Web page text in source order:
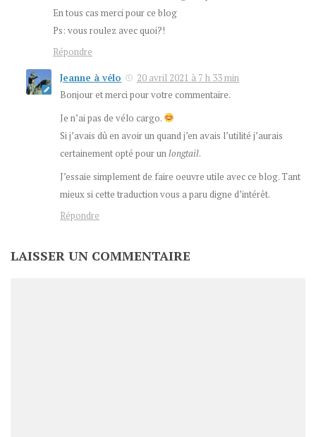
En tous cas merci pour ce blog
Ps: vous roulez avec quoi?!
Répondre
Jeanne à vélo
20 avril 2021 à 7 h 33 min
Bonjour et merci pour votre commentaire.
Je n’ai pas de vélo cargo.
Si j’avais dû en avoir un quand j’en avais l’utilité j’aurais
certainement opté pour unlongtail.
J’essaie simplement de faire oeuvre utile avec ce blog. Tant
mieux si cette traduction vous a paru digne d’intérêt.
Répondre
LAISSER UN COMMENTAIRE